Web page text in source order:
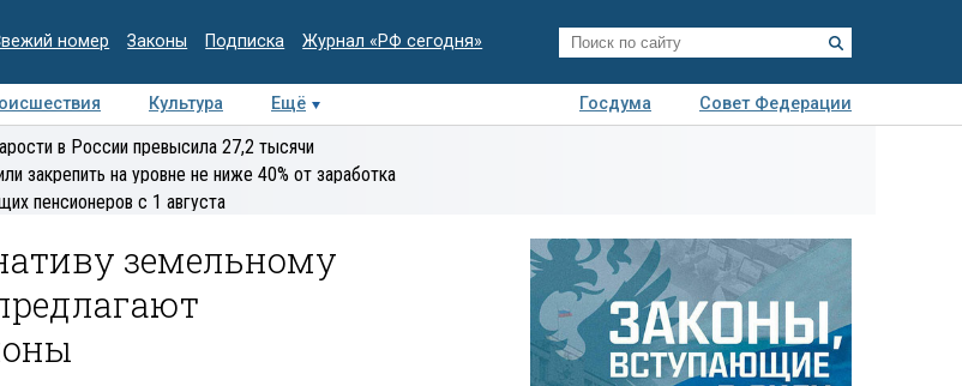
номер Законы Подписка Журнал «РФ сегодня»
Культура Ещё Госдума
Совет Федерации
Интервью Колумнисты
экспертиза
в России превысила 27,2 тысячи
закрепить на уровне не ниже 40% от заработка
пенсионеров с 1 августа
земельному